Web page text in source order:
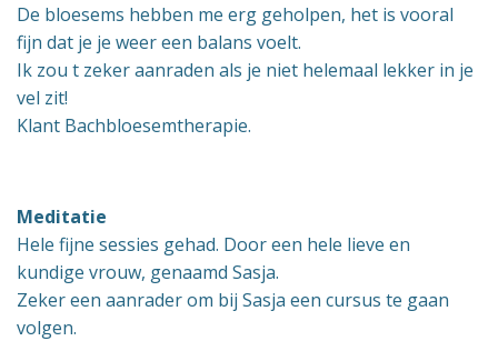
De bloesems hebben me erg geholpen, het is vooral
fijn dat je je weer een balans voelt.
Ik zou t zeker aanraden als je niet helemaal lekker in je
vel zit!
Klant Bachbloesemtherapie.
Meditatie
Hele fijne sessies gehad. Door een hele lieve en
kundige vrouw, genaamd Sasja.
Zeker een aanrader om bij Sasja een cursus te gaan
volgen.